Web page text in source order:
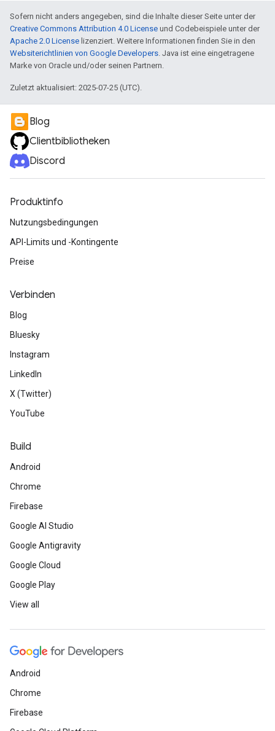
Sofern nicht anders angegeben, sind die Inhalte dieser Seite unter der
Creative Commons Attribution 4.0 License und Codebeispiele unter der
Apache 2.0 License lizenziert. Weitere Informationen finden Sie in den
Websiterichtlinien von Google Developers. Java ist eine eingetragene
Marke von Oracle und/oder seinen Partnern.
Zuletzt aktualisiert: 2025-07-25 (UTC).
Blog
Clientbibliotheken
Discord
Produktinfo
Nutzungsbedingungen
API-Limits und -Kontingente
Preise
Verbinden
Blog
Bluesky
Instagram
LinkedIn
X (Twitter)
YouTube
Build
Android
Chrome
Firebase
Google AI Studio
Google Antigravity
Google Cloud
Google Play
View all
Android
Chrome
Firebase